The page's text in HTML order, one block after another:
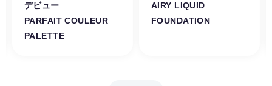
デビュー
PARFAIT COULEUR
PALETTE
AIRY LIQUID
FOUNDATION